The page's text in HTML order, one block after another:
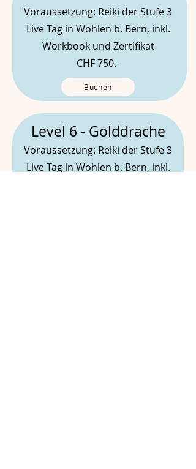
Buchen
Voraussetzung: Reiki der Stufe 3
Live Tag in Wohlen b. Bern, inkl.
Workbook und Zertifikat
CHF 750.-
Voraussetzung: Reiki der Stufe 3
Live Tag in Wohlen b. Bern, inkl.
Level 6 - Golddrache